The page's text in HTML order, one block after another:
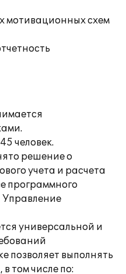
мотивационных схем
человек.
решение о
учета и расчета
программного
Управление
универсальной и
позволяет выполнять
том числе по: